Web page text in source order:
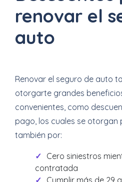
renovar el
auto
Renovar el seguro de auto
otorgarte grandes
convenientes, como
pago, los cuales se otorgan
también por:
Cero siniestros
contratada
Cumplir más de 29